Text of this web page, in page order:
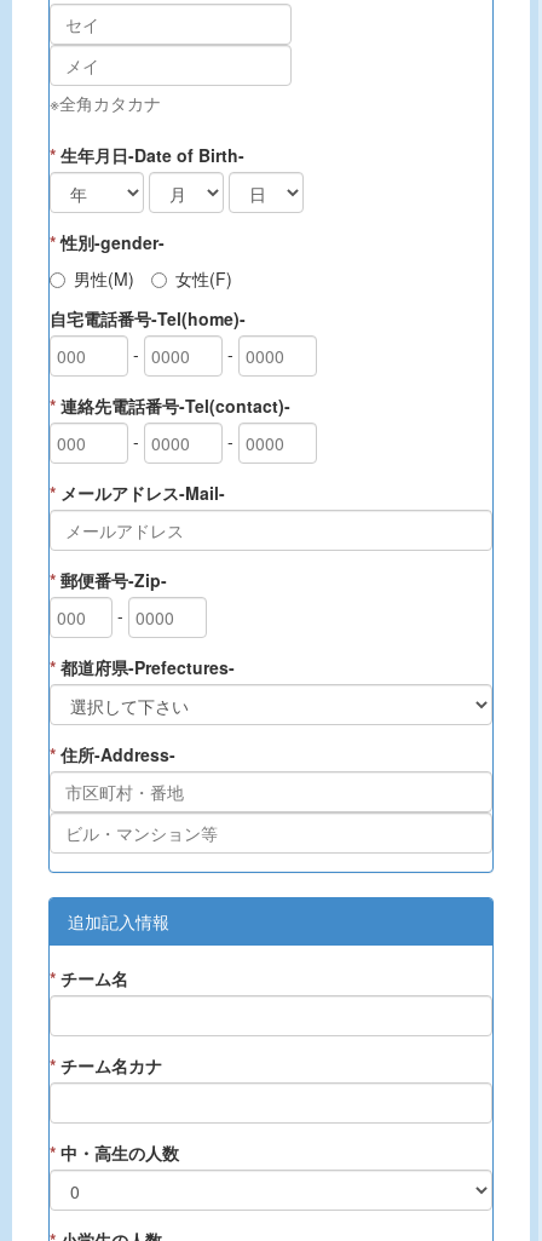
※全角カタカナ
* 生年月日-Date of Birth-
*性別-gender-
男性(M)
女性(F)
自宅電話番号-Tel(home)-
-
-
* 連絡先電話番号-Tel(contact)-
-
-
* メールアドレス-Mail-
* 郵便番号-Zip-
-
* 都道府県-Prefectures-
* 住所-Address-
追加記入情報
* チーム名
* チーム名カナ
* 中・高生の人数